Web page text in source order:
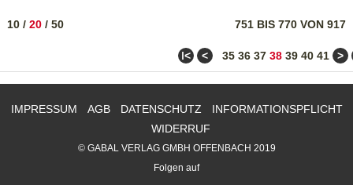
751 BIS 770 VON 917
10 / 20 / 50
ǀ< < 35 36 37 38 39 40 41 >
IMPRESSUM AGB DATENSCHUTZ
INFORMATIONSPFLICHT
WIDERRUF
© GABAL VERLAG GMBH OFFENBACH 2019
Folgen auf